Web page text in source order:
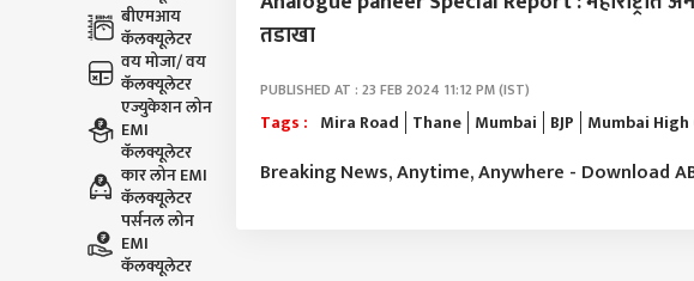
बीएमआय
कॅलक्यूलेटर
वय मोजा/ वय
कॅलक्यूलेटर
एज्युकेशन लोन
EMI
कॅलक्यूलेटर
कार लोन EMI
कॅलक्यूलेटर
पर्सनल लोन
EMI
कॅलक्यूलेटर
तडाखा
PUBLISHED AT : 23 FEB 2024 11:12 PM (IST)
Tags : Mira Road Thane Mumbai BJP Mumbai
Breaking News, Anytime, Anywhere - Download